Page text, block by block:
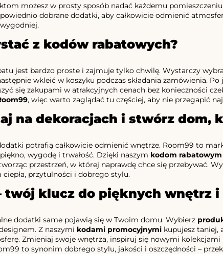
możesz w prosty sposób nadać każdemu
dobrane dodatki, aby całkowicie odmienić
z kodów rabatowych?
jest bardzo proste i zajmuje tylko chwilę. Wystarczy
wkleić w koszyku podczas składania zamówienia.
się zakupami w atrakcyjnych cenach bez konieczności
, więc warto zaglądać tu częściej, aby nie przegapić
na dekoracjach i stwórz dom,
potrafią całkowicie odmienić wnętrze. Room99 to
wygodę i trwałość. Dzięki naszym kodom
przestrzeń, w której naprawdę chce się przebywać.
ciepła, przytulności i dobrego stylu.
twój klucz do pięknych wnętrz
dodatki same pojawią się w Twoim domu. Wybierz
Z naszymi kodami promocyjnymi kupujesz taniej,
Zmieniaj swoje wnętrza, inspiruj się nowymi
to synonim dobrego stylu, jakości i oszczędności –